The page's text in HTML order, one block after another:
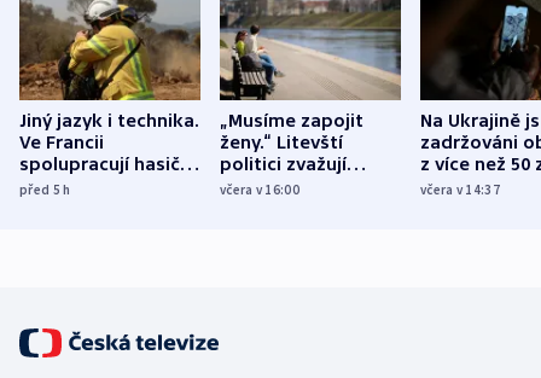
Jiný jazyk i technika.
Ve Francii
spolupracují hasiči z
různých zemí
před 5h
„Musíme zapojit
ženy.“ Litevští
politici zvažují
dohodu o
včera v 16:00
Na Ukrajině
zadržováni
z více než 50
Bojovali na
včera v 14:37